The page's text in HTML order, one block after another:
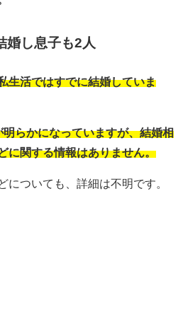
婚し息子も2人
生活ではすでに結婚していま
らかになっていますが、結婚相
に関する情報はありません。
についても、詳細は不明です。